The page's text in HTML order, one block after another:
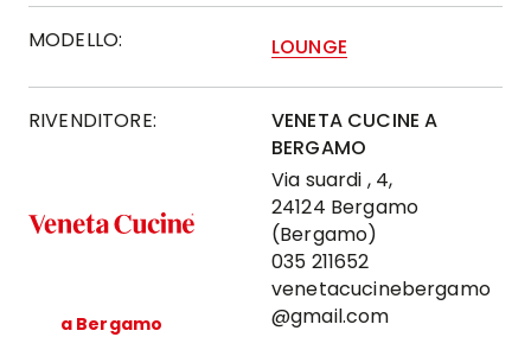
MODELLO: LOUNGE
RIVENDITORE:
a Bergamo
VENETA CUCINE A
BERGAMO
Via suardi , 4,
24124 Bergamo
(Bergamo)
035 211652
venetacucinebergamo
@gmail.com